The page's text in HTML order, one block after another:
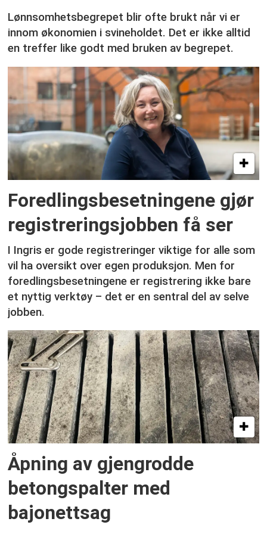
Lønnsomhetsbegrepet blir ofte brukt når vi er
innom økonomien i svineholdet. Det er ikke alltid
en treffer like godt med bruken av begrepet.
Foredlingsbesetningene gjør
registreringsjobben få ser
I Ingris er gode registreringer viktige for alle som
vil ha oversikt over egen produksjon. Men for
foredlingsbesetningene er registrering ikke bare
et nyttig verktøy – det er en sentral del av selve
jobben.
Åpning av gjengrodde
betongspalter med
bajonettsag